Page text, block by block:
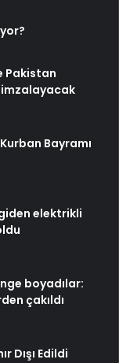
Pakistan
imzalayacak
Bayramı
elektrikli
boyadılar:
çakıldı
Dışı Edildi